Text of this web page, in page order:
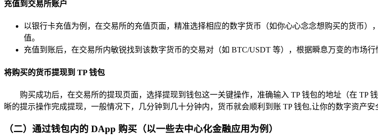
充值到交易所账户
以银行卡充值为例，在交易所的充值页面，精准选择相应的数字货币（如你心心念念想购买的货币
值。
充值到账后，在交易所内敏锐找到该数字货币的交易对（如 BTC/USDT 等），根据瞬息万变的市场
将购买的货币提现到 TP 钱包
购买成功后，在交易所的提现页面，选择提现到钱包这一关键操作，准确输入 TP 钱包的地址（在 TP
晰的提示操作完成提现，一般情况下，几分钟到几十分钟内，货币就会顺利到账 TP 钱包,让你的数字资产安
（二）通过钱包内的 DApp 购买（以一些去中心化金融应用为例）